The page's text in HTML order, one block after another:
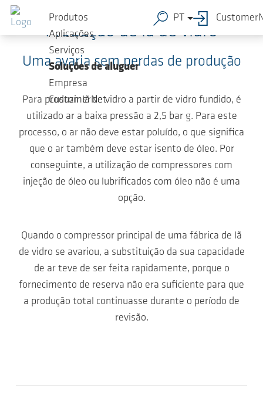
Ir para o conteúdo principal
Produtos
Aplicações
Serviços
Soluções de aluguer
Empresa
CustomerNet
PT
Produção de lã de vidro
Uma avaria sem perdas de produção
Para produzir lã de vidro a partir de vidro fundido, é
utilizado ar a baixa pressão a 2,5 bar g. Para este
processo, o ar não deve estar poluído, o que significa
que o ar também deve estar isento de óleo. Por
conseguinte, a utilização de compressores com
injeção de óleo ou lubrificados com óleo não é uma
opção.
Quando o compressor principal de uma fábrica de lã
de vidro se avariou, a substituição da sua capacidade
de ar teve de ser feita rapidamente, porque o
fornecimento de reserva não era suficiente para que
a produção total continuasse durante o período de
revisão.